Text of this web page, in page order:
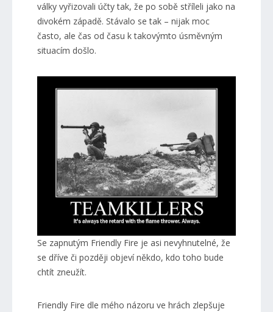
války vyřizovali účty tak, že po sobě stříleli jako na
divokém západě. Stávalo se tak – nijak moc
často, ale čas od času k takovýmto úsměvným
situacím došlo.
Se zapnutým Friendly Fire je asi nevyhnutelné, že
se dříve či později objeví někdo, kdo toho bude
chtít zneužít.
Friendly Fire dle mého názoru ve hrách zlepšuje